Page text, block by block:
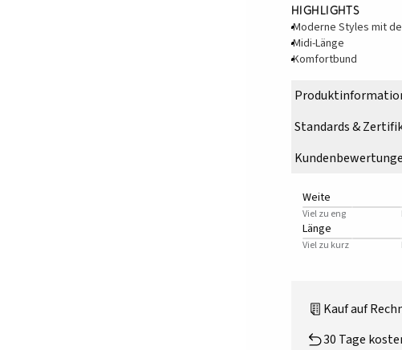
Highlights
Moderne Styles mit
Midi-Länge
Komfortbund
Standards &
Weite
Viel zu eng
Länge
Viel zu kurz
Kauf auf
30 Tage